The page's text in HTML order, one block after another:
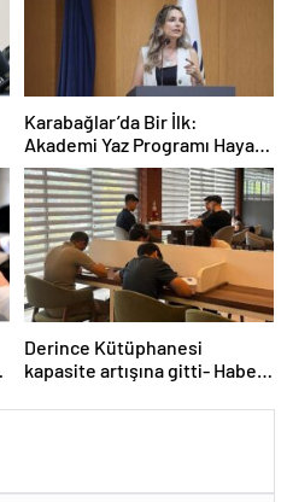
Karabağlar’da Bir İlk:
Akademi Yaz Programı Hayata
Geçti- Haber Şafak
Derince Kütüphanesi
kapasite artışına gitti- Haber